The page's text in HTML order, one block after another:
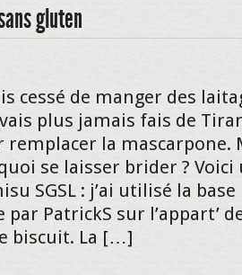
gluten
cessé de manger des
plus jamais fais de
remplacer la mascarpone.
se laisser brider ? Voici
SGSL : j’ai utilisé la
par PatrickS sur l’appart’
biscuit. La […]